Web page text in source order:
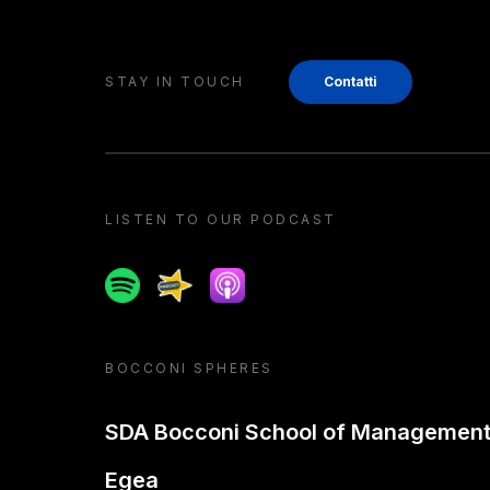
STAY IN TOUCH Contatti
LISTEN TO OUR PODCAST
SpotifySpreakerApple podcast
BOCCONI SPHERES
SDA Bocconi School of Management
Egea